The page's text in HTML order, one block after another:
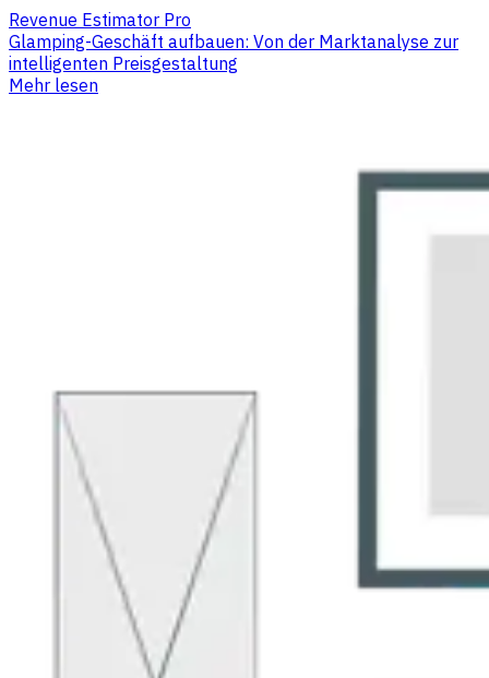
Revenue Estimator Pro
Glamping-Geschäft aufbauen: Von der Marktanalyse zur
intelligenten Preisgestaltung
Mehr lesen